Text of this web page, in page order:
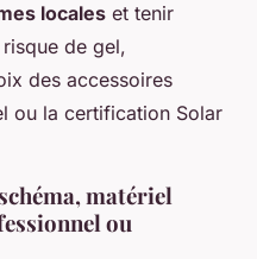
locales et tenir
de gel,
des accessoires
ou la certification Solar
matériel
ou